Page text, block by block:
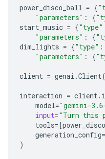
power_disco_ball = {
"parameters" : {
start_music = {"type"
"parameters" : {
dim_lights = {"type" :
"parameters" : {
client = genai .Client
interaction = client.
model="gemini-
input="Turn this
tools= [
generation_config=
)